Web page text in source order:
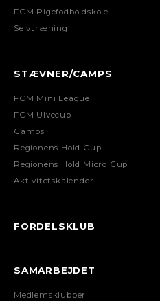
FCM Pigefodboldskole
Selvtræning
STÆVNER/CAMPS
FCM Mini League
FCM Ulvecup
Camps
Regionens Hold Cup
Regionens Hold Micro Cup
Aktivitetskalender
FORDELSKLUB
SAMARBEJDET
Medlemsklubber